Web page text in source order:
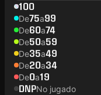
100
De75a99
De60a74
De50a59
De35a49
De20a34
De0a19
DNPNo jugado